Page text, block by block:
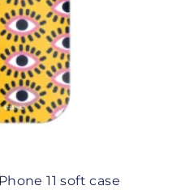
11 soft case